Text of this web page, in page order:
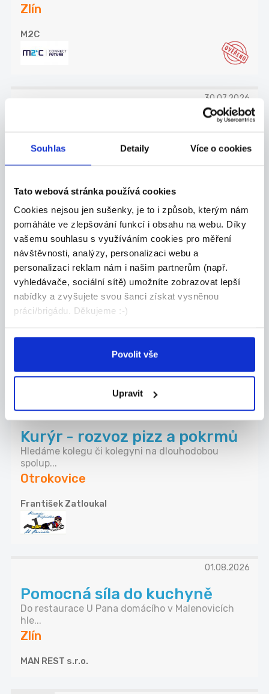
Souhlas Detaily Více o cookies
Tato webová stránka používá cookies
Cookies nejsou jen sušenky, je to i způsob, kterým nám
pomáháte ve zlepšování funkcí i obsahu na webu. Díky
vašemu souhlasu s využíváním cookies pro měření
návštěvnosti, analýzy, personalizaci webu a
personalizaci reklam nám i našim partnerům (např.
vyhledávače, sociální sítě) umožníte zobrazovat lepší
nabídky a zvyšujete svou šanci získat vysněnou
práci/brigádu. Děkujeme :-)
Povolit vše
Upravit
Zlín
M2C
30.07.2026
Garážmistr v OC – brigáda –
170 Kč/h, Zlín
Náplň práce: • Obsluha parkovacího systému a ko...
M2C
Hosteska, Promotér 215-
230kč + bonusy
Hledáme usměvavou\vého, reprezentativní\ho a
RH Advisory, s.r.o.
01.08.2026
Kurýr - rozvoz pizz a pokrmů
Hledáme kolegu či kolegyni na dlouhodobou
spolup...
Otrokovice
František Zatloukal
01.08.2026
Pomocná síla do kuchyně
Do restaurace U Pana domácího v Malenovicích
hle...
Zlín
MAN REST s.r.o.